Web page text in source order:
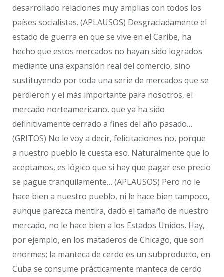
desarrollado relaciones muy amplias con todos los
países socialistas. (APLAUSOS) Desgraciadamente el
estado de guerra en que se vive en el Caribe, ha
hecho que estos mercados no hayan sido logrados
mediante una expansión real del comercio, sino
sustituyendo por toda una serie de mercados que se
perdieron y el más importante para nosotros, el
mercado norteamericano, que ya ha sido
definitivamente cerrado a fines del año pasado…
(GRITOS) No le voy a decir, felicitaciones no, porque
a nuestro pueblo le cuesta eso. Naturalmente que lo
aceptamos, es lógico que si hay que pagar ese precio
se pague tranquilamente… (APLAUSOS) Pero no le
hace bien a nuestro pueblo, ni le hace bien tampoco,
aunque parezca mentira, dado el tamaño de nuestro
mercado, no le hace bien a los Estados Unidos. Hay,
por ejemplo, en los mataderos de Chicago, que son
enormes; la manteca de cerdo es un subproducto, en
Cuba se consume prácticamente manteca de cerdo